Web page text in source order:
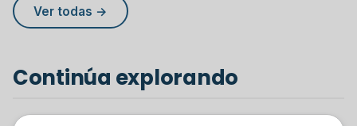
Ver todas →
Continúa explorando